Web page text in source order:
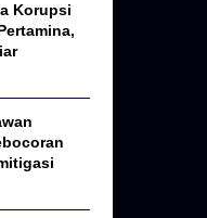
Korupsi